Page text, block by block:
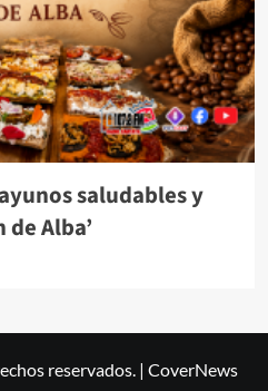
saludables y
de Alba’
reservados. | CoverNews